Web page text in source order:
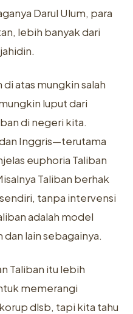
Darul Ulum, para
lebih banyak dari
atas mungkin salah
luput dari
di negeri kita.
Inggris—terutama
euphoria Taliban
Taliban berhak
tanpa intervensi
adalah model
dan lain sebagainya.
Taliban itu lebih
memerangi
dlsb, tapi kita tahu